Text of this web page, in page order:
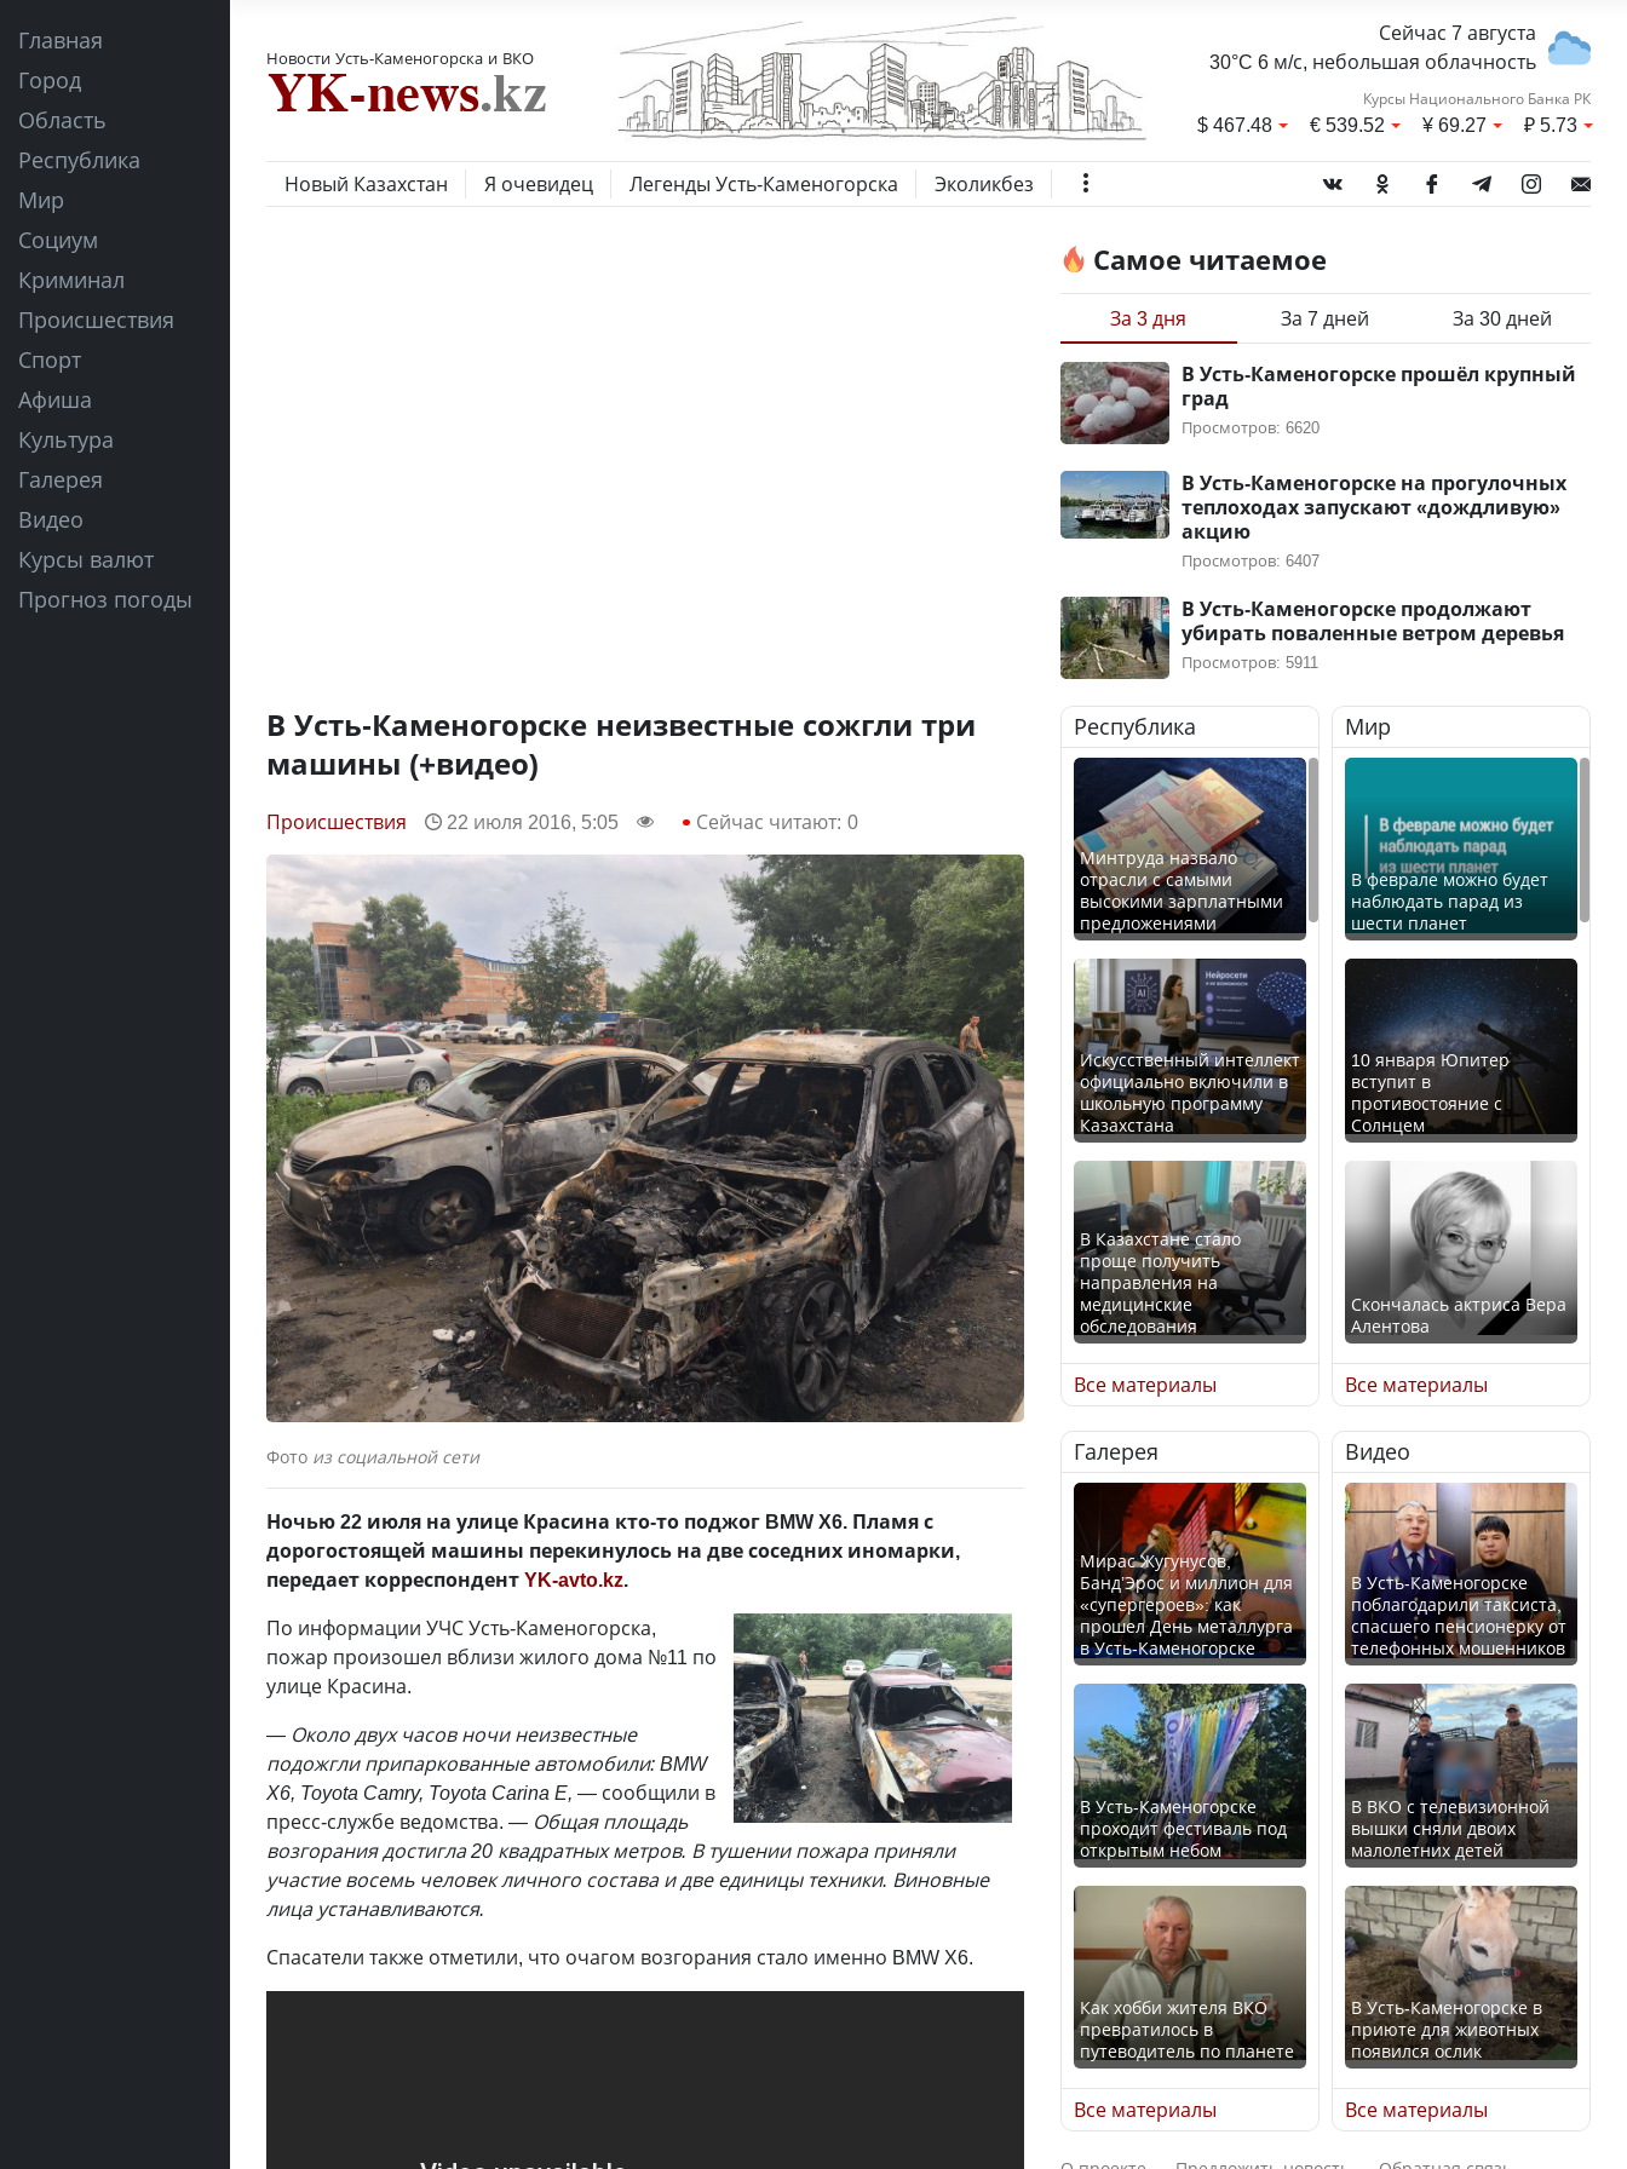
Главная
Город
Область
Республика
Мир
Социум
Криминал
Происшествия
Спорт
Афиша
Культура
Галерея
Видео
Курсы валют
Прогноз погоды
Новости Усть-Каменогорска и ВКО
Сейчас 7 августа
30°C 6 м/с, небольшая облачность
Курсы Национального Банка РК
$467.48 €539.52 ¥69.27 ₽5.73
Новый Казахстан Я очевидец Легенды Усть-Каменогорска Эколикбез
В Усть-Каменогорске неизвестные сожгли три
машины (+видео)
Происшествия 22 июля 2016, 5:05 Сейчас читают: 0
Фото из социальной сети
Ночью 22 июля на улице Красина кто-то поджог BMW X6. Пламя с
дорогостоящей машины перекинулось на две соседних иномарки,
передает корреспондентYK-avto.kz.
По информации УЧС Усть-Каменогорска,
пожар произошел вблизи жилого дома №11 по
улице Красина.
— Около двух часов ночи неизвестные
подожгли припаркованные автомобили: BMW
X6, Toyota Camry, Toyota Carina E, — сообщили в
пресс-службе ведомства. — Общая площадь
возгорания достигла 20 квадратных метров. В тушении пожара приняли
участие восемь человек личного состава и две единицы техники. Виновные
лица устанавливаются.
Спасатели также отметили, что очагом возгорания стало именно BMW X6.
Самое читаемое
За 3 дня За 7 дней За 30 дней
В Усть-Каменогорске прошёл крупный
град
Просмотров: 6620
В Усть-Каменогорске на прогулочных
теплоходах запускают «дождливую»
акцию
Просмотров: 6407
В Усть-Каменогорске продолжают
убирать поваленные ветром деревья
Просмотров: 5911
Республика
Минтруда назвало
отрасли с самыми
высокими зарплатными
предложениями
Искусственный интеллект
официально включили в
школьную программу
Казахстана
В Казахстане стало
проще получить
направления на
медицинские
обследования
Қазақстан Орталық Азия
елдері арасында әл-ауқат
индексінде көш бастады
Казахстан возглавил
рейтинг благополучия
среди стран Центральной
Азии
Будут ли представлены
интересы регионов в
Курултае?
Ең төменгі жалақы,
алимент, экология: жеті
партия сайлаушылармен
нені талқылап жатыр?
Все материалы
Мир
В феврале можно будет
наблюдать парад из
шести планет
10 января Юпитер
вступит в
противостояние с
Солнцем
Скончалась актриса Вера
Алентова
В РФ вынесен заочный
приговор по уголовному
делу об убийстве Игоря
Талькова
В России введены
дополнительные
ограничения для
казахстанских прав
Трамп официально
вступил в должность
президента США
Луну признали объектом
культурного наследия,
находящегося под
угрозой исчезновения
Все материалы
Галерея
Мирас Жугунусов,
Банд’Эрос и миллион для
«супергероев»: как
прошел День металлурга
в Усть-Каменогорске
В Усть-Каменогорске
проходит фестиваль под
открытым небом
Как хобби жителя ВКО
превратилось в
путеводитель по планете
Все материалы
Видео
В Усть-Каменогорске
поблагодарили таксиста,
спасшего пенсионерку от
телефонных мошенников
В ВКО с телевизионной
вышки сняли двоих
малолетних детей
В Усть-Каменогорске в
приюте для животных
появился ослик
Все материалы